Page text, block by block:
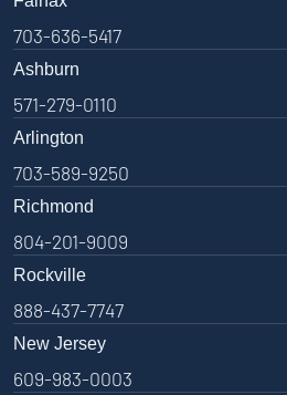
703-636-5417
Ashburn
571-279-0110
Arlington
703-589-9250
Richmond
804-201-9009
Rockville
888-437-7747
New Jersey
609-983-0003